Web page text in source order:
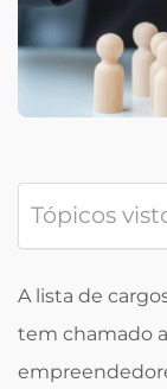
Tópicos
A lista de
tem chamado